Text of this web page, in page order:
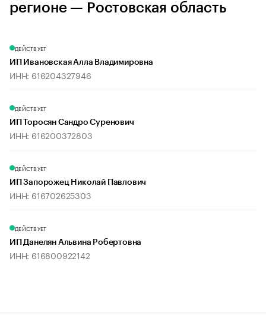
регионе — Ростовская область
ДЕЙСТВУЕТ
ИП Ивановская Алла Владимировна
ИНН: 616204327946
ДЕЙСТВУЕТ
ИП Торосян Сандро Суренович
ИНН: 616200372803
ДЕЙСТВУЕТ
ИП Запорожец Николай Павлович
ИНН: 616702625303
ДЕЙСТВУЕТ
ИП Данелян Альвина Робертовна
ИНН: 616800922142